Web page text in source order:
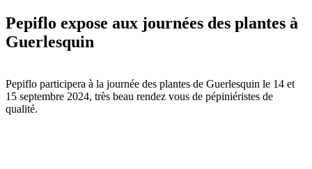
Pepiflo expose aux journées des plantes à
Guerlesquin
Pepiflo participera à la journée des plantes de Guerlesquin le 14 et
15 septembre 2024, très beau rendez vous de pépiniéristes de
qualité.